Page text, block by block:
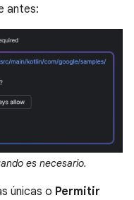
antes:
es necesario.
únicas o Permitir